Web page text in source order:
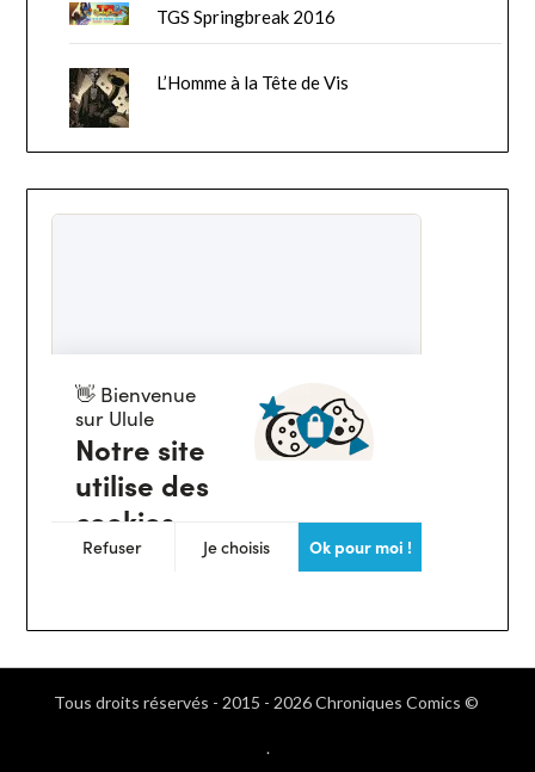
TGS Springbreak 2016
L’Homme à la Tête de Vis
Tous droits réservés - 2015 - 2026 Chroniques Comics ©
.